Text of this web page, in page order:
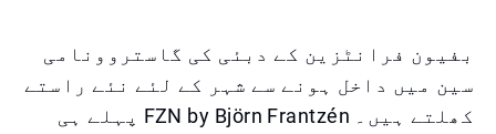
بفیون فرانٹزین کے دبئی کی گاستروونامی
سین میں داخل ہونے سے شہر کے لئے نئے راستے
کھلتے ہیں۔ FZN by Björn Frantzén پہلے ہی